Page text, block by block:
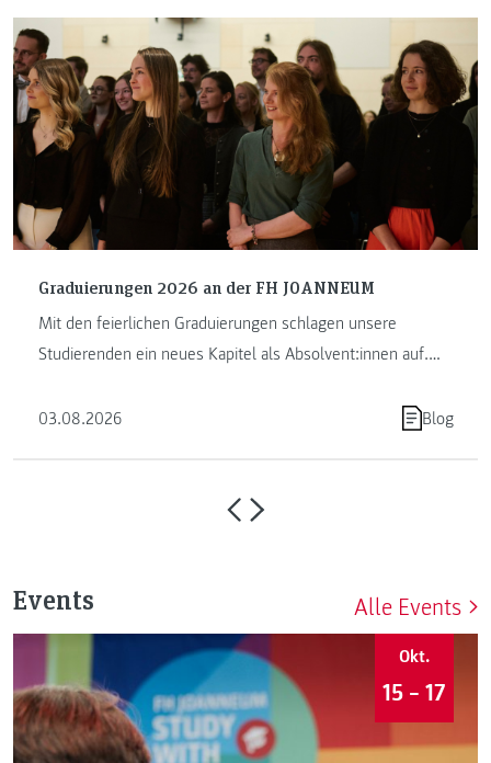
Graduierungen 2026 an der FH JOANNEUM
Mit den feierlichen Graduierungen schlagen unsere
Studierenden ein neues Kapitel als Absolvent:innen auf.
03.08.2026
Blog
Events Alle Events
Okt.
15 – 17